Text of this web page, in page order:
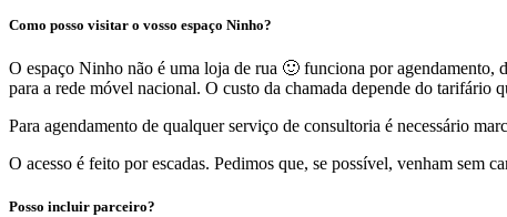
Como posso visitar o vosso espaço Ninho?
O espaço Ninho não é uma loja de rua 🙂 funciona por agendamento,
para a rede móvel nacional. O custo da chamada depende do tarifário
Para agendamento de qualquer serviço de consultoria é necessário
O acesso é feito por escadas. Pedimos que, se possível, venham sem
Posso incluir parceiro?